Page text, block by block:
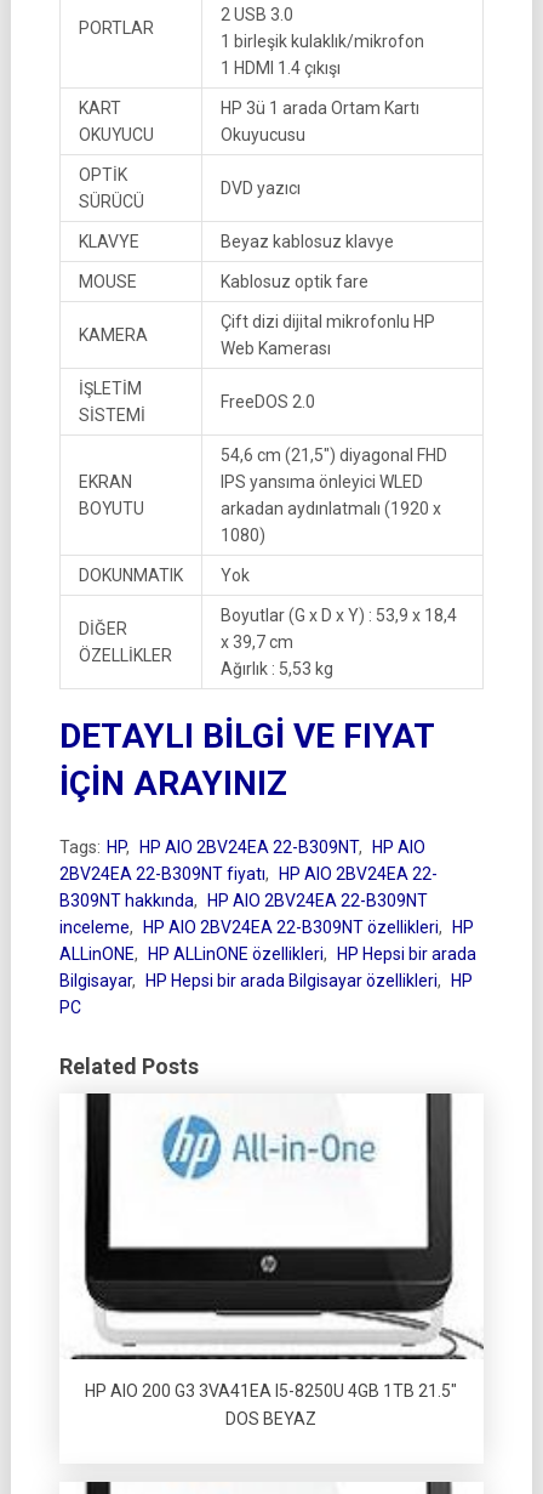
PORTLAR
2 USB 3.0
1 birleşik kulaklık/mikrofon
1 HDMI 1.4 çıkışı
KART
OKUYUCU
HP 3ü 1 arada Ortam Kartı
Okuyucusu
OPTİK
SÜRÜCÜ
DVD yazıcı
KLAVYE Beyaz kablosuz klavye
MOUSE Kablosuz optik fare
KAMERA
Çift dizi dijital mikrofonlu HP
Web Kamerası
İŞLETİM
SİSTEMİ
FreeDOS 2.0
EKRAN
BOYUTU
54,6 cm (21,5″) diyagonal FHD
IPS yansıma önleyici WLED
arkadan aydınlatmalı (1920 x
1080)
DOKUNMATIK Yok
DİĞER
ÖZELLİKLER
Boyutlar (G x D x Y) : 53,9 x 18,4
x 39,7 cm
Ağırlık : 5,53 kg
DETAYLI BİLGİ VE FIYAT
İÇİN ARAYINIZ
Tags: HP, HP AIO 2BV24EA 22-B309NT,
HP AIO
2BV24EA 22-B309NT fiyatı,
HP AIO 2BV24EA 22-
B309NT hakkında,
HP AIO 2BV24EA 22-B309NT
inceleme, HP AIO 2BV24EA 22-B309NT özellikleri,
HP
ALLinONE, HP ALLinONE özellikleri,
HP Hepsi bir arada
Bilgisayar, HP Hepsi bir arada Bilgisayar özellikleri,
HP
PC
Related Posts
HP AIO 200 G3 3VA41EA I5-8250U 4GB 1TB 21.5″
DOS BEYAZ